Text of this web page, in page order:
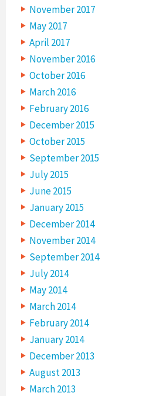
November 2017
May 2017
April 2017
November 2016
October 2016
March 2016
February 2016
December 2015
October 2015
September 2015
July 2015
June 2015
January 2015
December 2014
November 2014
September 2014
July 2014
May 2014
March 2014
February 2014
January 2014
December 2013
August 2013
March 2013